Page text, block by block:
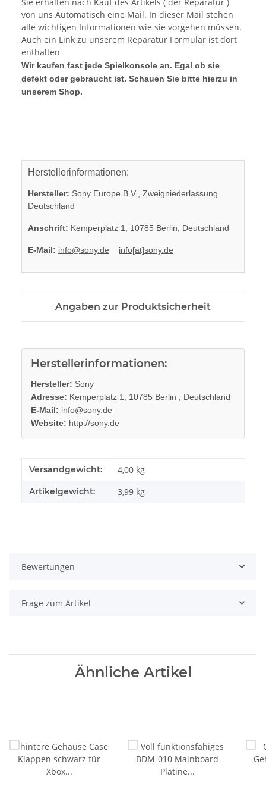
von uns Automatisch eine Mail. In dieser Mail stehen
alle wichtigen Informationen wie sie vorgehen müssen.
Auch ein Link zu unserem Reparatur Formular ist dort
enthalten
Wir kaufen fast jede Spielkonsole an. Egal ob sie
defekt oder gebraucht ist. Schauen Sie bitte hierzu in
unserem Shop.
Herstellerinformationen:
Hersteller: Sony Europe B.V., Zweigniederlassung
Deutschland
Anschrift: Kemperplatz 1, 10785 Berlin, Deutschland
E-Mail: info@sony.de info[at]sony.de
Angaben zur Produktsicherheit
Herstellerinformationen:
Hersteller: Sony
Adresse: Kemperplatz 1, 10785 Berlin , Deutschland
E-Mail: info@sony.de
Website: http://sony.de
Produkteigenschaft
Wert
Versandgewicht: 4,00 kg
Artikelgewicht: 3,99 kg
Bewertungen
Frage zum Artikel
Ähnliche Artikel